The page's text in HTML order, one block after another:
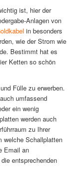
ist, hier der
Anlagen von
in besonders
wie der Strom wie
Bestimmt hat es
Ketten so schön
Fülle zu erwerben.
umfassend
ein wenig
werden auch
zu Ihrer
welche Schallplatten
Email an
entsprechenden